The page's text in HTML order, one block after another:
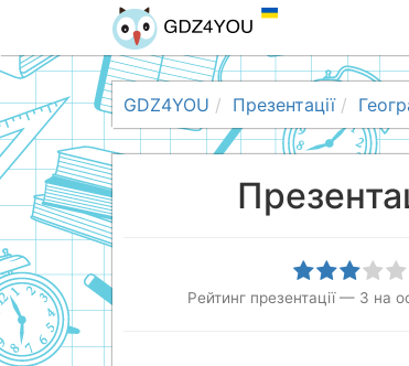
GDZ4YOU Презентації
Рейтинг презентації — 3 на